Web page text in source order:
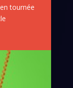
tournée